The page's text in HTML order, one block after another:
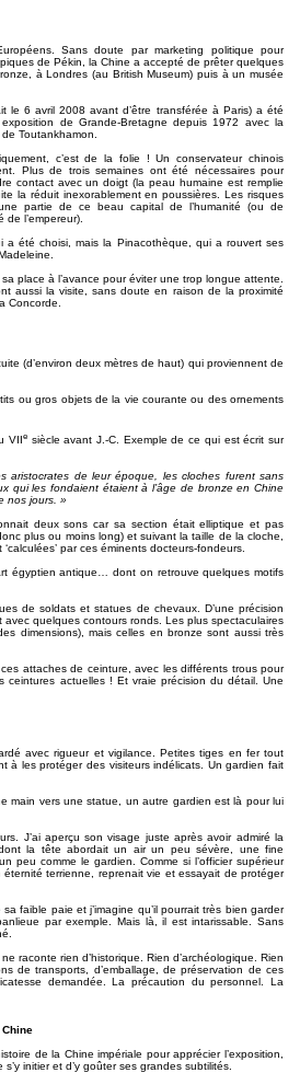
Sans doute par marketing politique pour
de Pékin, la Chine a accepté de prêter quelques
à Londres (au British Museum) puis à un musée
le 6 avril 2008 avant d’être transférée à Paris) a été
de Grande-Bretagne depuis 1972 avec la
Toutankhamon.
c’est de la folie ! Un conservateur chinois
Plus de trois semaines ont été nécessaires pour
contact avec un doigt (la peau humaine est remplie
la réduit inexorablement en poussières. Les risques
partie de ce beau capital de l’humanité (ou de
de l’empereur).
a été choisi, mais la Pinacothèque, qui a rouvert ses
place à l’avance pour éviter une trop longue attente.
aussi la visite, sans doute en raison de la proximité
Concorde.
(d’environ deux mètres de haut) qui proviennent de
ou gros objets de la vie courante ou des ornements
VIIe siècle avant J.-C. Exemple de ce qui est écrit sur
aristocrates de leur époque, les cloches furent sans
qui les fondaient étaient à l’âge de bronze en Chine
nos jours. »
deux sons car sa section était elliptique et pas
plus ou moins long) et suivant la taille de la cloche,
par ces éminents docteurs-fondeurs.
égyptien antique… dont on retrouve quelques motifs
de soldats et statues de chevaux. D’une précision
quelques contours ronds. Les plus spectaculaires
dimensions), mais celles en bronze sont aussi très
attaches de ceinture, avec les différents trous pour
ceintures actuelles ! Et vraie précision du détail. Une
avec rigueur et vigilance. Petites tiges en fer tout
à les protéger des visiteurs indélicats. Un gardien fait
main vers une statue, un autre gardien est là pour lui
J’ai aperçu son visage juste après avoir admiré la
dont la tête abordait un air un peu sévère, une fine
peu comme le gardien. Comme si l’officier supérieur
terrienne, reprenait vie et essayait de protéger
faible paie et j’imagine qu’il pourrait très bien garder
par exemple. Mais là, il est intarissable. Sans
raconte rien d’historique. Rien d’archéologique. Rien
de transports, d’emballage, de préservation de ces
demandée. La précaution du personnel. La
de la Chine impériale pour apprécier l’exposition,
initier et d’y goûter ses grandes subtilités.